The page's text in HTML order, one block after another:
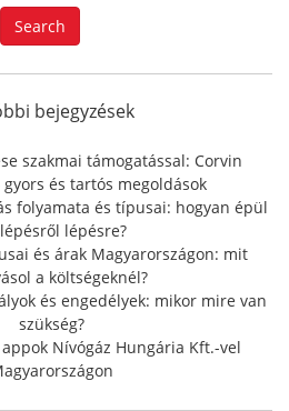
a
r
f
r
:
Search
bejegyzések
szakmai támogatással: Corvin
gyors és tartós megoldások
folyamata és típusai: hogyan épül
lépésre?
és árak Magyarországon: mit
a költségeknél?
és engedélyek: mikor mire van
szükség?
Nívógáz Hungária Kft.-vel